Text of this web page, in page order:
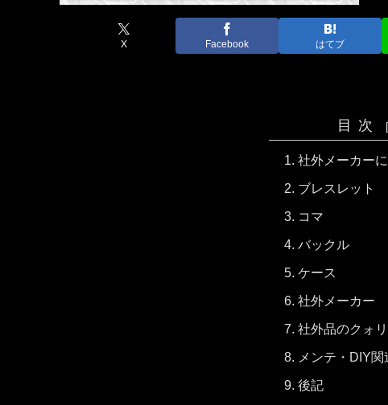
X Facebook はてブ
目次
社外メーカー
ブレスレット
コマ
バックル
ケース
社外メーカー
社外品のクォ
メンテ・DIY
後記